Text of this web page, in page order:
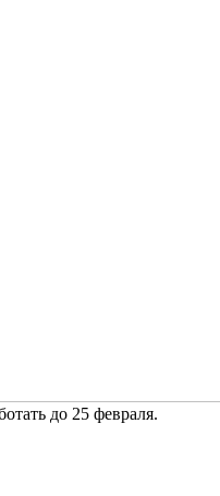
до 25 февраля.